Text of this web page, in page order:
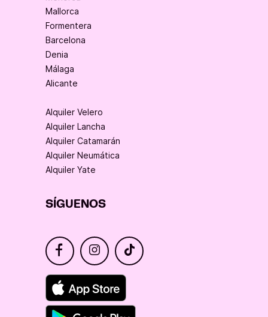
Mallorca
Formentera
Barcelona
Denia
Málaga
Alicante
Alquiler Velero
Alquiler Lancha
Alquiler Catamarán
Alquiler Neumática
Alquiler Yate
SÍGUENOS